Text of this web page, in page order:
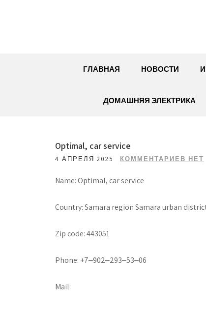
ГЛАВНАЯ НОВОСТИ
ДОМАШНЯЯ ЭЛЕКТРИКА
Optimal, car service
4 АПРЕЛЯ 2025 КОММЕНТАРИЕВ НЕТ
Name: Optimal, car service
Country: Samara region Samara urban
Zip code: 443051
Phone: +7‒902‒293‒53‒06
Mail: